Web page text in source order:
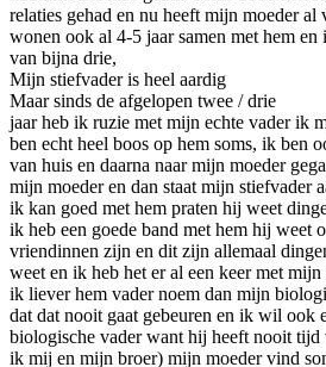
relaties gehad en nu heeft mijn moeder
wonen ook al 4-5 jaar samen met hem en
van bijna drie,
Mijn stiefvader is heel aardig
Maar sinds de afgelopen twee / drie
jaar heb ik ruzie met mijn echte vader ik
ben echt heel boos op hem soms, ik ben
van huis en daarna naar mijn moeder
mijn moeder en dan staat mijn stiefvader
ik kan goed met hem praten hij weet
ik heb een goede band met hem hij weet
vriendinnen zijn en dit zijn allemaal
weet en ik heb het er al een keer met
ik liever hem vader noem dan mijn
dat dat nooit gaat gebeuren en ik wil ook
biologische vader want hij heeft nooit tijd
ik mij en mijn broer) mijn moeder vind